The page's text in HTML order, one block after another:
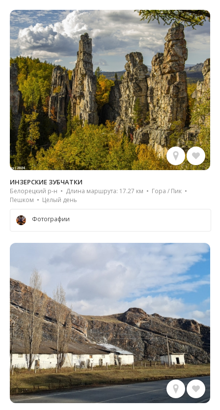
ИНЗЕРСКИЕ ЗУБЧАТКИ
Белорецкий р-н • Длина маршрута: 17.27 км • Гора / Пик •
Пешком • Целый день
Фотографии